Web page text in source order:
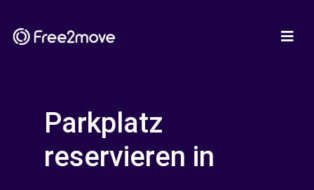
Parkplatz
reservieren in